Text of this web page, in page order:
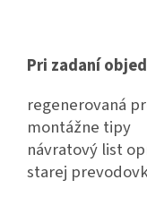
Pri zadaní
regenerovaná
montážne tipy
návratový list
starej